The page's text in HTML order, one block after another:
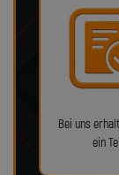
Bei uns
ein